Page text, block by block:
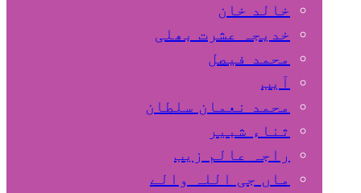
خالد خان
خدیجہ عشرت بھلی
محمد فیصل
آیب
محمد نعمان سلطان
ثناء شبیر
راجہ عالم زیب
ماں جی اللہ والے